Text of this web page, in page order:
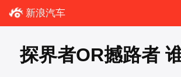
新浪汽车
探界者OR撼路者